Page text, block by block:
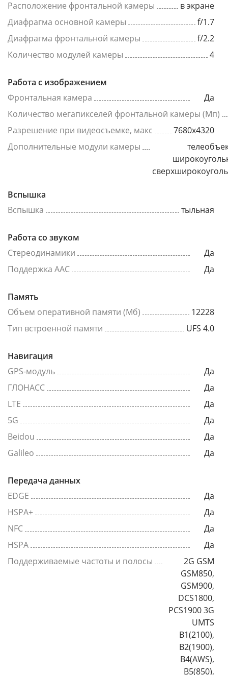
Расположение фронтальной камеры
в экране
Диафрагма основной камеры
f/1.7
Диафрагма фронтальной камеры
f/2.2
Количество модулей камеры
4
Работа с изображением
Фронтальная камера
Да
Количество мегапикселей фронтальной камеры (Мп)
Разрешение при видеосъемке, макс
7680x4320
Дополнительные модули камеры
Вспышка
Вспышка
тыльная
Работа со звуком
Стереодинамики
Да
Поддержка AAC
Да
Память
Объем оперативной памяти (Мб)
12228
Тип встроенной памяти
UFS 4.0
Навигация
GPS-модуль
Да
ГЛОНАСС
Да
LTE
Да
5G
Да
Beidou
Да
Galileo
Да
Передача данных
EDGE
Да
HSPA+
Да
NFC
Да
HSPA
Да
Поддерживаемые частоты и полосы
2G GSM
GSM850,
GSM900,
DCS1800,
PCS1900 3G
UMTS
B1(2100),
B2(1900),
B4(AWS),
B5(850),